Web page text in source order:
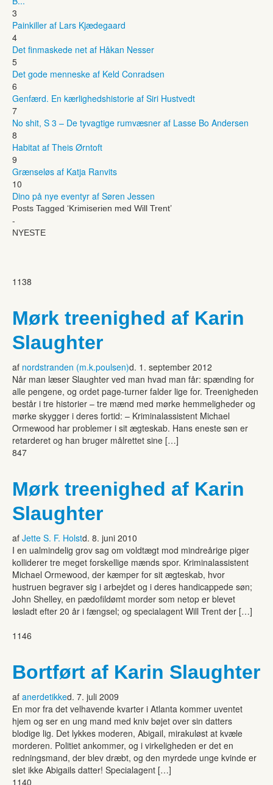
3
Painkiller af Lars Kjædegaard
4
Det finmaskede net af Håkan Nesser
5
Det gode menneske af Keld Conradsen
6
Genfærd. En kærlighedshistorie af Siri Hustvedt
7
No shit, S 3 – De tyvagtige rumvæsner af Lasse Bo Andersen
8
Habitat af Theis Ørntoft
9
Grænseløs af Katja Ranvits
10
Dino på nye eventyr af Søren Jessen
Posts Tagged ‘Krimiserien med Will Trent’
-
NYESTE
1138
Mørk treenighed af Karin
Slaughter
af nordstranden (m.k.poulsen)d. 1. september 2012
Når man læser Slaughter ved man hvad man får: spænding for
alle pengene, og ordet page-turner falder lige for. Treenigheden
består i tre historier – tre mænd med mørke hemmeligheder og
mørke skygger i deres fortid: – Kriminalassistent Michael
Ormewood har problemer i sit ægteskab. Hans eneste søn er
retarderet og han bruger målrettet sine […]
847
Mørk treenighed af Karin
Slaughter
af Jette S. F. Holstd. 8. juni 2010
I en ualmindelig grov sag om voldtægt mod mindreårige piger
kolliderer tre meget forskellige mænds spor. Kriminalassistent
Michael Ormewood, der kæmper for sit ægteskab, hvor
hustruen begraver sig i arbejdet og i deres handicappede søn;
John Shelley, en pædofildømt morder som netop er blevet
løsladt efter 20 år i fængsel; og specialagent Will Trent der […]
1146
Bortført af Karin Slaughter
af anerdetikked. 7. juli 2009
En mor fra det velhavende kvarter i Atlanta kommer uventet
hjem og ser en ung mand med kniv bøjet over sin datters
blodige lig. Det lykkes moderen, Abigail, mirakuløst at kvæle
morderen. Politiet ankommer, og i virkeligheden er det en
redningsmand, der blev dræbt, og den myrdede unge kvinde er
slet ikke Abigails datter! Specialagent […]
1140